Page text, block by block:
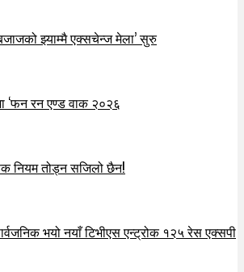
झ्याम्मै एक्सचेन्ज मेला’ सुरु
‘फन रन एण्ड वाक २०२६
नियम तोड्न सजिलो छैन!
भयो नयाँ टिभीएस एन्ट्रोक १२५ रेस एक्सपी